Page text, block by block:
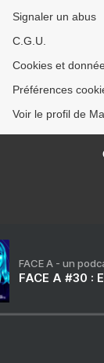
Signaler un abus
C.G.U.
Cookies et
Préférences
Voir le profil de
FACE A - un
FACE A #30 :